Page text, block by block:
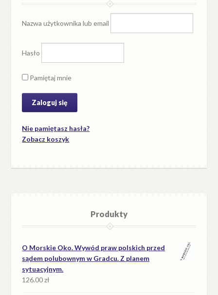
Nazwa użytkownika lub email
Hasło
Pamiętaj mnie
Nie pamiętasz hasła?
Zobacz koszyk
Produkty
O Morskie Oko. Wywód praw polskich przed
sądem polubownym w Gradcu. Z planem
sytuacyjnym.
126.00zł